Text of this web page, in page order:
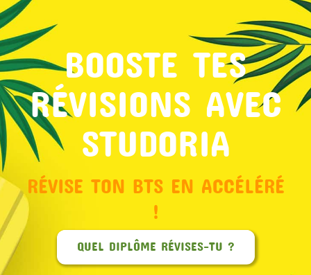
BOOSTE TES
RÉVISIONS AVEC
STUDORIA
RÉVISE TON BTS EN ACCÉLÉRÉ
!
QUEL DIPLÔME RÉVISES-TU ?